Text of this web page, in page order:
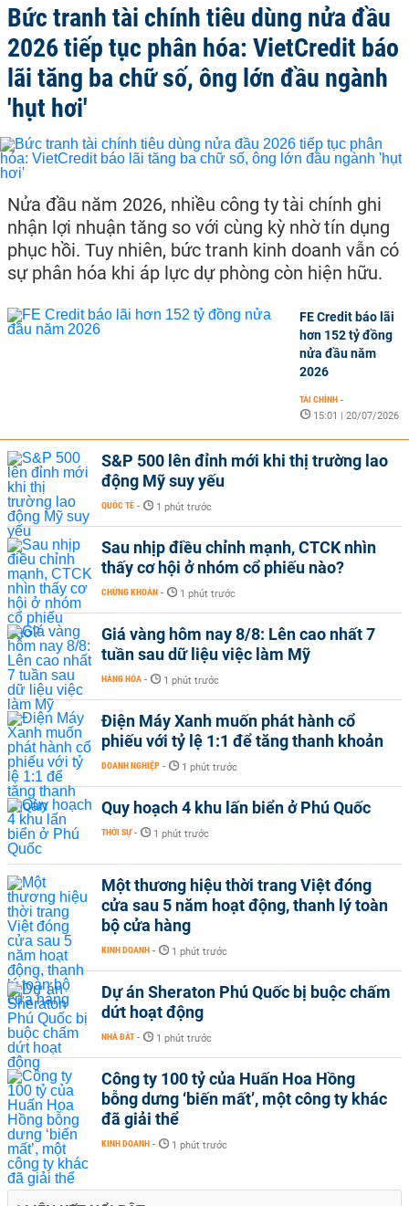
Bức tranh tài chính tiêu dùng nửa đầu
2026 tiếp tục phân hóa: VietCredit báo
lãi tăng ba chữ số, ông lớn đầu ngành
'hụt hơi'
Nửa đầu năm 2026, nhiều công ty tài chính ghi
nhận lợi nhuận tăng so với cùng kỳ nhờ tín dụng
phục hồi. Tuy nhiên, bức tranh kinh doanh vẫn có
sự phân hóa khi áp lực dự phòng còn hiện hữu.
FE Credit báo lãi
hơn 152 tỷ đồng
nửa đầu năm
2026
TÀI CHÍNH -
15:01 | 20/07/2026
S&P 500 lên đỉnh mới khi thị trường lao
động Mỹ suy yếu
QUỐC TẾ - 1 phút trước
Sau nhịp điều chỉnh mạnh, CTCK nhìn
thấy cơ hội ở nhóm cổ phiếu nào?
CHỨNG KHOÁN - 1 phút trước
Giá vàng hôm nay 8/8: Lên cao nhất 7
tuần sau dữ liệu việc làm Mỹ
HÀNG HÓA - 1 phút trước
Điện Máy Xanh muốn phát hành cổ
phiếu với tỷ lệ 1:1 để tăng thanh khoản
DOANH NGHIỆP - 1 phút trước
Quy hoạch 4 khu lấn biển ở Phú Quốc
THỜI SỰ - 1 phút trước
Một thương hiệu thời trang Việt đóng
cửa sau 5 năm hoạt động, thanh lý toàn
bộ cửa hàng
KINH DOANH - 1 phút trước
Dự án Sheraton Phú Quốc bị buộc chấm
dứt hoạt động
NHÀ ĐẤT - 1 phút trước
Công ty 100 tỷ của Huấn Hoa Hồng
bỗng dưng ‘biến mất’, một công ty khác
đã giải thể
KINH DOANH - 1 phút trước